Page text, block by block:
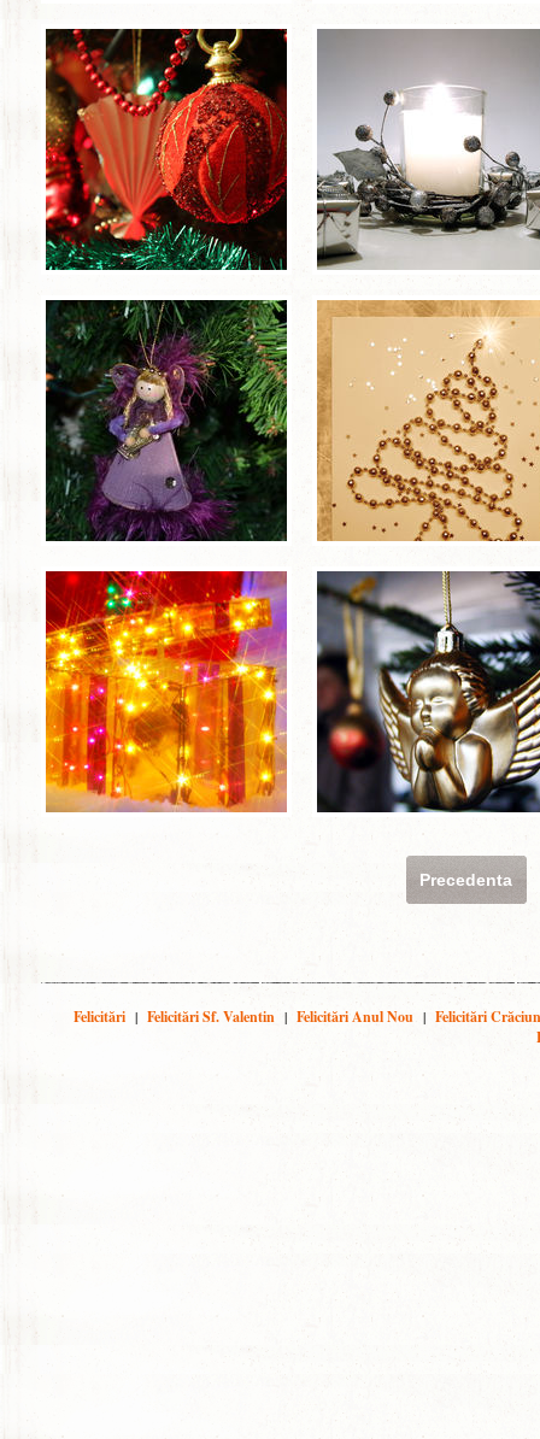
Precedenta
Felicitări | Felicitări Sf. Valentin | Felicitări Anul Nou | Felicitări